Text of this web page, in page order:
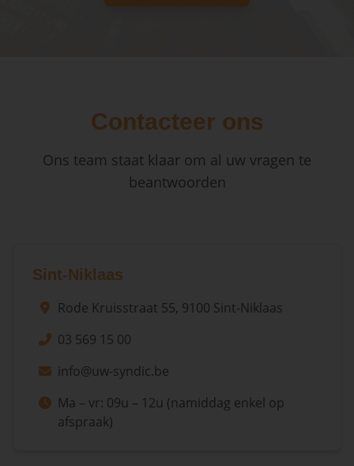
Contacteer ons
Ons team staat klaar om al uw vragen te
beantwoorden
Sint-Niklaas
Rode Kruisstraat 55, 9100 Sint-Niklaas
03 569 15 00
info@uw-syndic.be
Ma – vr: 09u – 12u (namiddag enkel op
afspraak)